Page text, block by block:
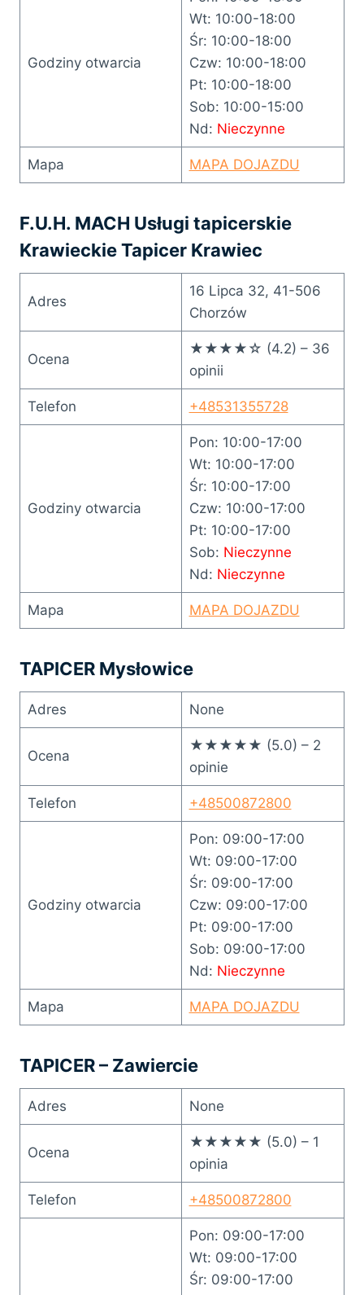
Godziny otwarcia
Wt: 10:00-18:00
Śr: 10:00-18:00
Czw: 10:00-18:00
Pt: 10:00-18:00
Sob: 10:00-15:00
Nd: Nieczynne
Mapa MAPA DOJAZDU
F.U.H. MACH Usługi tapicerskie
Krawieckie Tapicer Krawiec
Adres
16 Lipca 32, 41-506
Chorzów
Ocena
★★★★☆ (4.2) – 36
opinii
Telefon +48531355728
Godziny otwarcia
Pon: 10:00-17:00
Wt: 10:00-17:00
Śr: 10:00-17:00
Czw: 10:00-17:00
Pt: 10:00-17:00
Sob: Nieczynne
Nd: Nieczynne
Mapa MAPA DOJAZDU
TAPICER Mysłowice
Adres None
Ocena
★★★★★ (5.0) – 2
opinie
Telefon +48500872800
Godziny otwarcia
Pon: 09:00-17:00
Wt: 09:00-17:00
Śr: 09:00-17:00
Czw: 09:00-17:00
Pt: 09:00-17:00
Sob: 09:00-17:00
Nd: Nieczynne
Mapa MAPA DOJAZDU
TAPICER – Zawiercie
Adres None
Ocena
★★★★★ (5.0) – 1
opinia
Telefon +48500872800
Pon: 09:00-17:00
Wt: 09:00-17:00
Śr: 09:00-17:00